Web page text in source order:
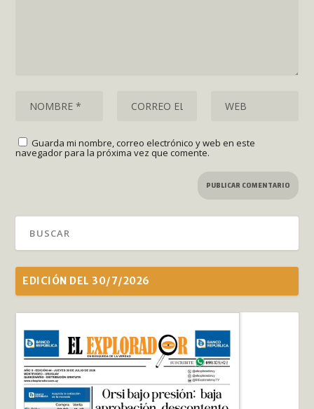
Guarda mi nombre, correo electrónico y web en este
navegador para la próxima vez que comente.
EDICIÓN DEL 30/7/2026